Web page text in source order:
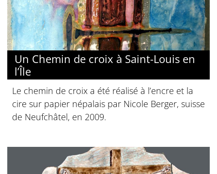
Un Chemin de croix à Saint-Louis en
l’Île
Le chemin de croix a été réalisé à l’encre et la
cire sur papier népalais par Nicole Berger, suisse
de Neufchâtel, en 2009.